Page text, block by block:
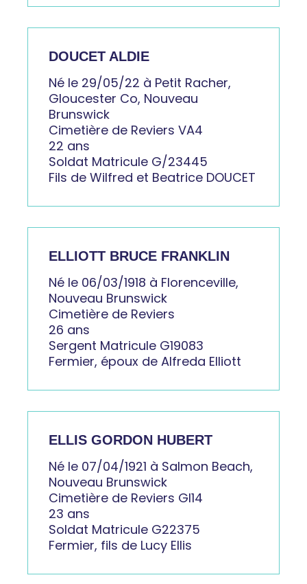
DOUCET ALDIE
Né le 29/05/22 à Petit Racher,
Gloucester Co, Nouveau
Brunswick
Cimetière de Reviers VA4
22 ans
Soldat Matricule G/23445
Fils de Wilfred et Beatrice DOUCET
ELLIOTT BRUCE FRANKLIN
Né le 06/03/1918 à Florenceville,
Nouveau Brunswick
Cimetière de Reviers
26 ans
Sergent Matricule G19083
Fermier, époux de Alfreda Elliott
ELLIS GORDON HUBERT
Né le 07/04/1921 à Salmon Beach,
Nouveau Brunswick
Cimetière de Reviers GI14
23 ans
Soldat Matricule G22375
Fermier, fils de Lucy Ellis